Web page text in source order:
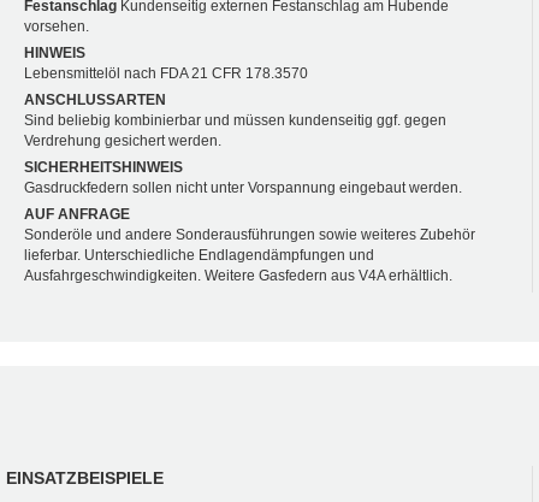
Festanschlag Kundenseitig externen Festanschlag am Hubende
vorsehen.
HINWEIS
Lebensmittelöl nach FDA 21 CFR 178.3570
ANSCHLUSSARTEN
Sind beliebig kombinierbar und müssen kundenseitig ggf. gegen
Verdrehung gesichert werden.
SICHERHEITSHINWEIS
Gasdruckfedern sollen nicht unter Vorspannung eingebaut werden.
AUF ANFRAGE
Sonderöle und andere Sonderausführungen sowie weiteres Zubehör
lieferbar. Unterschiedliche Endlagendämpfungen und
Ausfahrgeschwindigkeiten. Weitere Gasfedern aus V4A erhältlich.
EINSATZBEISPIELE